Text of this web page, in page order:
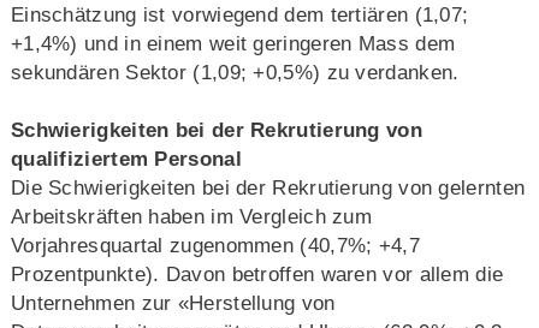
Einschätzung ist vorwiegend dem tertiären (1,07;
+1,4%) und in einem weit geringeren Mass dem
sekundären Sektor (1,09; +0,5%) zu verdanken.
Schwierigkeiten bei der Rekrutierung von
qualifiziertem Personal
Die Schwierigkeiten bei der Rekrutierung von gelernten
Arbeitskräften haben im Vergleich zum
Vorjahresquartal zugenommen (40,7%; +4,7
Prozentpunkte). Davon betroffen waren vor allem die
Unternehmen zur «Herstellung von